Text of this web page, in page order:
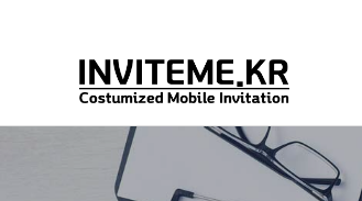
하위분류